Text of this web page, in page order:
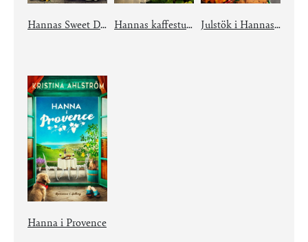
Hannas Sweet Deli Hannas kaffestuga Julstök i Hannas kaffestuga
Hanna i Provence